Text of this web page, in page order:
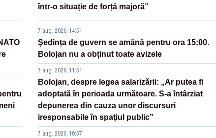
într-o situație de forță majoră”
7 aug. 2026, 14:51
Ședința de guvern se amână pentru ora 15:00.
Bolojan nu a obținut toate avizele
7 aug. 2026, 11:51
Bolojan, despre legea salarizării: „Ar putea fi
adoptată în perioada următoare. S-a întârziat
depunerea din cauza unor discursuri
iresponsabile în spaţiul public”
7 aug. 2026, 10:57